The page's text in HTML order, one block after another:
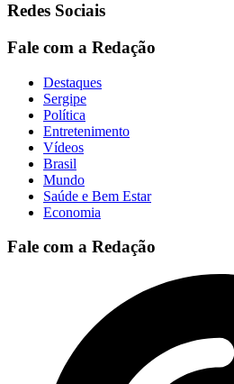
Redes Sociais
Fale com a Redação
Destaques
Sergipe
Política
Entretenimento
Vídeos
Brasil
Mundo
Saúde e Bem Estar
Economia
Fale com a Redação